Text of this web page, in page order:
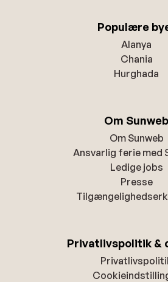
Populære
Alanya
Chania
Hurghada
Om Sunweb
Om Sunweb
Ansvarlig ferie med
Ledige jobs
Presse
Privatlivspolitik &